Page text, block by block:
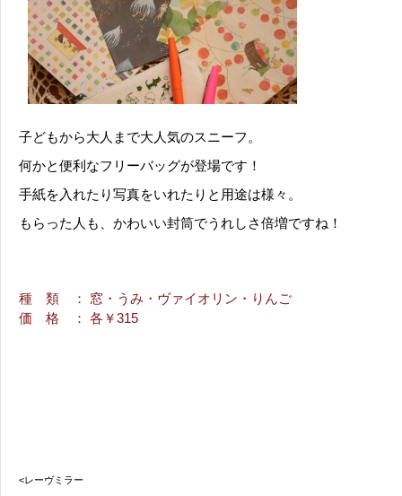
子どもから大人まで大人気のスニーフ。
何かと便利なフリーバッグが登場です！
手紙を入れたり写真をいれたりと用途は様々。
もらった人も、かわいい封筒でうれしさ倍増ですね！
種 類
： 窓・うみ・ヴァイオリン・りんご
価 格
： 各￥315
<レーヴミラー